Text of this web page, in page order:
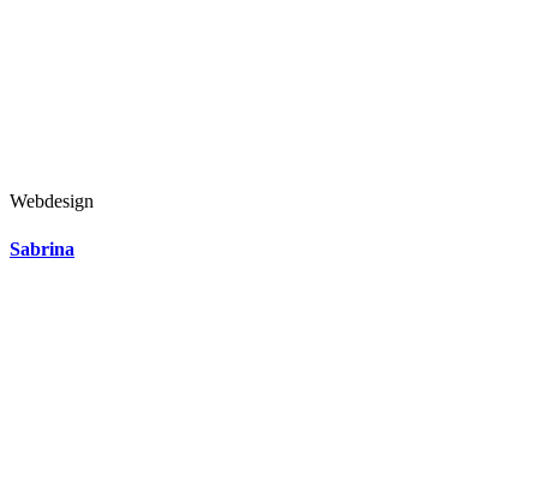
Webdesign
Sabrina